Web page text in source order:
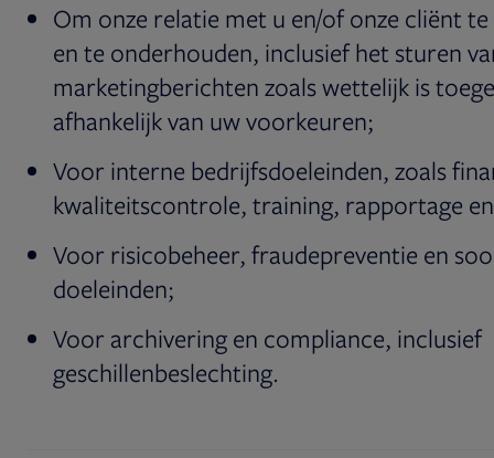
Om onze relatie met u en/of onze cliënt
en te onderhouden, inclusief het sturen
marketingberichten zoals wettelijk is
afhankelijk van uw voorkeuren;
Voor interne bedrijfsdoeleinden, zoals
kwaliteitscontrole, training, rapportage
Voor risicobeheer, fraudepreventie en
doeleinden;
Voor archivering en compliance, inclusief
geschillenbeslechting.